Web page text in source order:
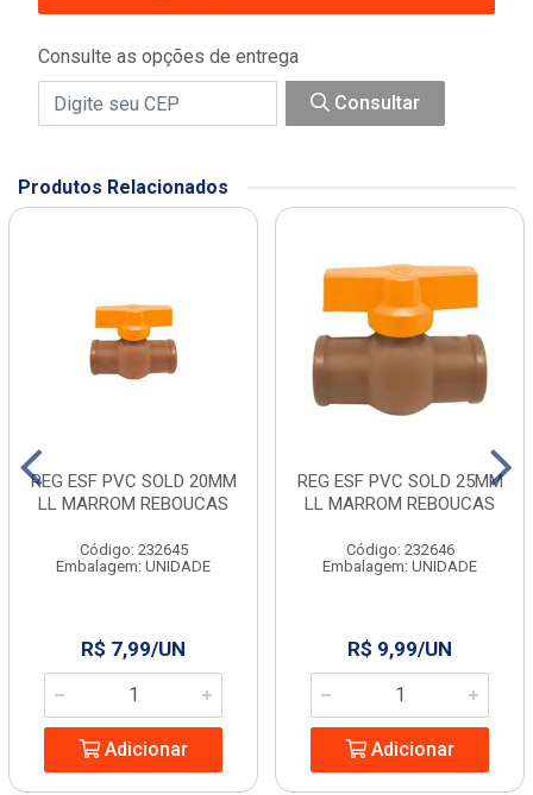
Consulte as opções de entrega
Consultar
Produtos Relacionados
REG ESF PVC SOLD 20MM
LL MARROM REBOUCAS
Código: 232645
Embalagem: UNIDADE
R$ 7,99/UN
Adicionar
REG ESF PVC SOLD 25MM
LL MARROM REBOUCAS
Código: 232646
Embalagem: UNIDADE
R$ 9,99/UN
Adicionar